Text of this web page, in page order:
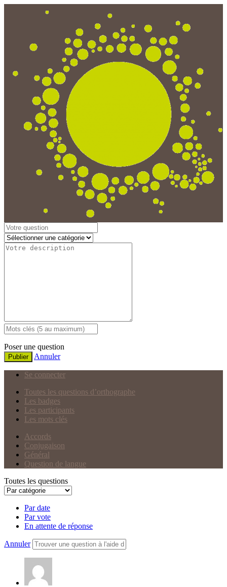
Poser une question
Publier Annuler
Se connecter
Toutes les questions d’orthographe
Les badges
Les participants
Les mots clés
Accords
Conjugaison
Général
Question de langue
Toutes les questions
Par date
Par vote
En attente de réponse
Annuler